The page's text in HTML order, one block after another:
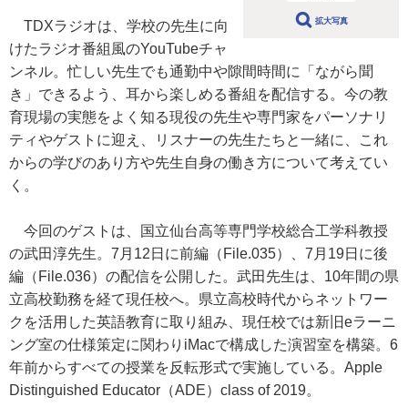
拡大写真
TDXラジオは、学校の先生に向
けたラジオ番組風のYouTubeチャ
ンネル。忙しい先生でも通勤中や隙間時間に「ながら聞
き」できるよう、耳から楽しめる番組を配信する。今の教
育現場の実態をよく知る現役の先生や専門家をパーソナリ
ティやゲストに迎え、リスナーの先生たちと一緒に、これ
からの学びのあり方や先生自身の働き方について考えてい
く。
今回のゲストは、国立仙台高等専門学校総合工学科教授
の武田淳先生。7月12日に前編（File.035）、7月19日に後
編（File.036）の配信を公開した。武田先生は、10年間の県
立高校勤務を経て現任校へ。県立高校時代からネットワー
クを活用した英語教育に取り組み、現任校では新旧eラーニ
ング室の仕様策定に関わりiMacで構成した演習室を構築。6
年前からすべての授業を反転形式で実施している。Apple
Distinguished Educator（ADE）class of 2019。